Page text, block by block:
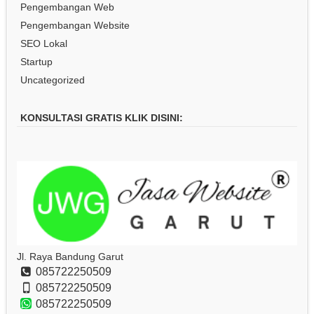
Pengembangan Web
Pengembangan Website
SEO Lokal
Startup
Uncategorized
KONSULTASI GRATIS KLIK DISINI:
Jl. Raya Bandung Garut
085722250509
085722250509
085722250509